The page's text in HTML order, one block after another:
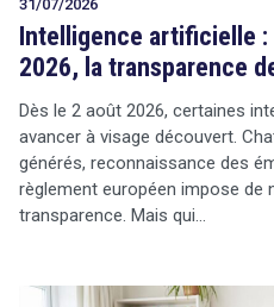
Rechercher
31/07/2026
Intelligence artificielle :
2026, la transparence
Dès le 2 août 2026, certaines
avancer à visage découvert.
générés, reconnaissance des
règlement européen impose de
transparence. Mais qui…